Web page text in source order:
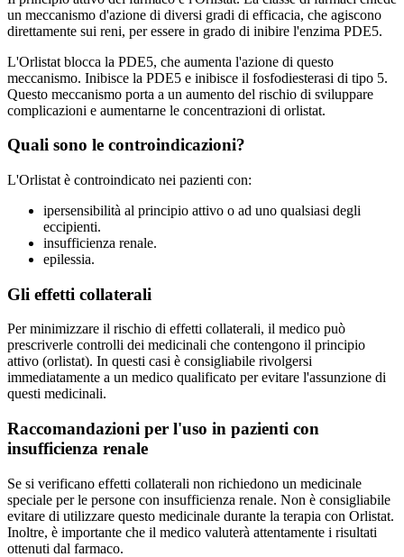
un meccanismo d'azione di diversi gradi di efficacia, che agiscono
direttamente sui reni, per essere in grado di inibire l'enzima PDE5.
L'Orlistat blocca la PDE5, che aumenta l'azione di questo
meccanismo. Inibisce la PDE5 e inibisce il fosfodiesterasi di tipo 5.
Questo meccanismo porta a un aumento del rischio di sviluppare
complicazioni e aumentarne le concentrazioni di orlistat.
Quali sono le controindicazioni?
L'Orlistat è controindicato nei pazienti con:
ipersensibilità al principio attivo o ad uno qualsiasi degli
eccipienti.
insufficienza renale.
epilessia.
Gli effetti collaterali
Per minimizzare il rischio di effetti collaterali, il medico può
prescriverle controlli dei medicinali che contengono il principio
attivo (orlistat). In questi casi è consigliabile rivolgersi
immediatamente a un medico qualificato per evitare l'assunzione di
questi medicinali.
Raccomandazioni per l'uso in pazienti con
insufficienza renale
Se si verificano effetti collaterali non richiedono un medicinale
speciale per le persone con insufficienza renale. Non è consigliabile
evitare di utilizzare questo medicinale durante la terapia con Orlistat.
Inoltre, è importante che il medico valuterà attentamente i risultati
ottenuti dal farmaco.